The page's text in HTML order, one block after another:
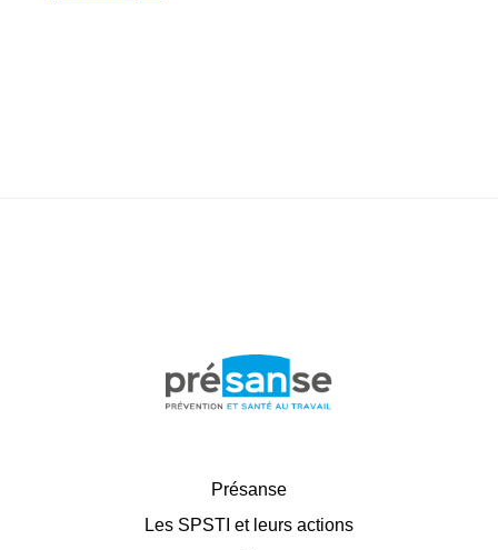
Présanse
Les SPSTI et leurs actions